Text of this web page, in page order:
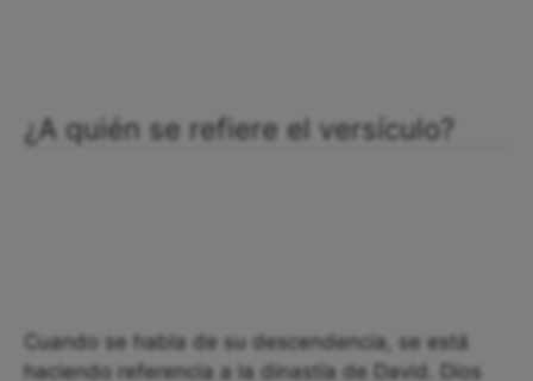
¿A quién se refiere el versículo?
Cuando se habla de su descendencia, se está
haciendo referencia a la dinastía de David. Dios